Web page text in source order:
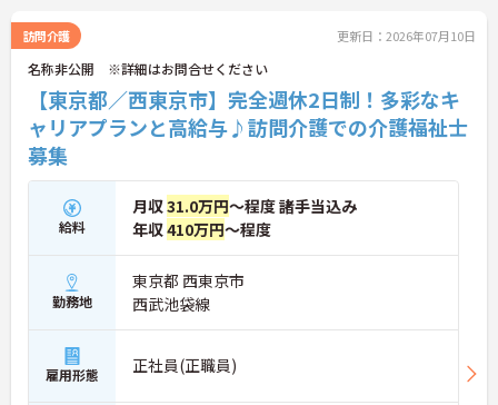
環境です。
＜「夜勤なし」で管理者・スペシャリストを目指せ
る明確なキャリアパス＞訪問介護のため夜勤がな
く、完全週休2日制で生活リズムを整えながら働け
ます。現場のプロとして極める道、マネジメント職
へ進む道とキャリアプランも多様化しています。
訪問介護 更新日：2026年07月10日
名称非公開 ※詳細はお問合せください
【東京都／西東京市】完全週休2日制！多彩なキ
ャリアプランと高給与♪訪問介護での介護福祉士
募集
給料
月収31.0万円～程度 諸手当込み
年収410万円～程度
勤務地
東京都 西東京市
西武池袋線
雇用形態 正社員(正職員)